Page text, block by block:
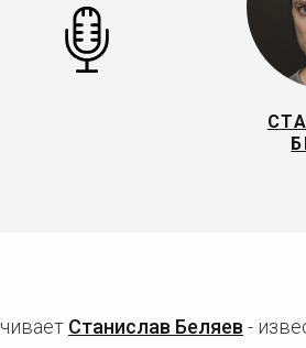
Станислав Беляев -